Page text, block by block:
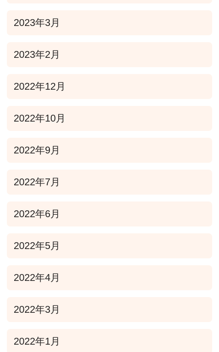
2023年3月
2023年2月
2022年12月
2022年10月
2022年9月
2022年7月
2022年6月
2022年5月
2022年4月
2022年3月
2022年1月